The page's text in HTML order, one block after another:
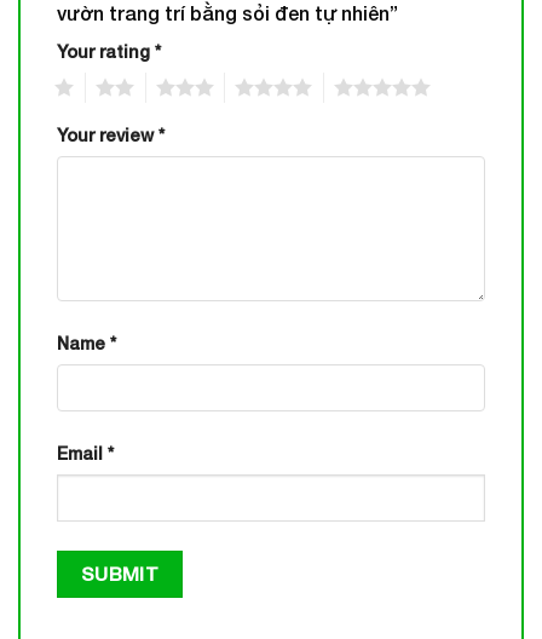
vườn trang trí bằng sỏi đen tự nhiên”
Your rating *
Your review*
Name *
Email *